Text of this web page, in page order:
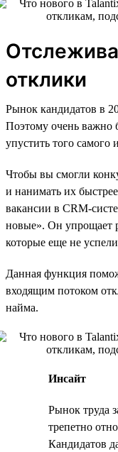
отклики
Рынок кандидатов в
Поэтому очень важно
упустить того самого
Чтобы вы смогли
и нанимать их
вакансии в CRM-
новые». Он упрощает
которые еще не
Данная функция
входящим потоком
найма.
Инсайт
Рынок труда
трепетно
Кандидатов